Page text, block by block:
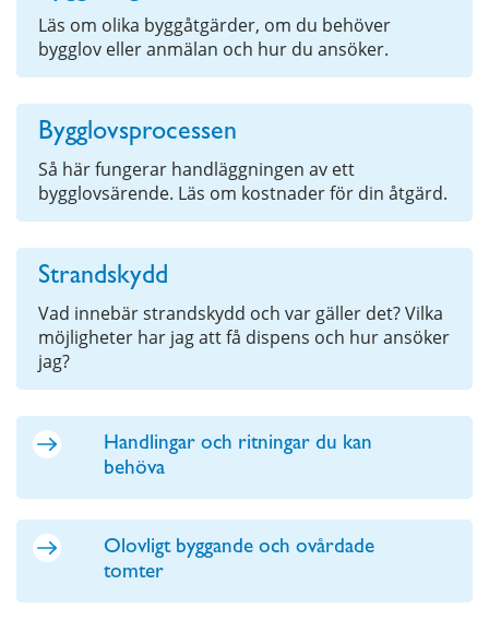
Läs om olika byggåtgärder, om du behöver
bygglov eller anmälan och hur du ansöker.
Bygglovsprocessen
Så här fungerar handläggningen av ett
bygglovsärende. Läs om kostnader för din åtgärd.
Strandskydd
Vad innebär strandskydd och var gäller det? Vilka
möjligheter har jag att få dispens och hur ansöker
jag?
Handlingar och ritningar du kan
behöva
Olovligt byggande och ovårdade
tomter